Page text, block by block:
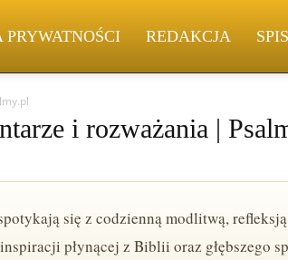
REDAKCJA
i rozważania |
się z codzienną modlitwą,
płynącej z Biblii oraz głębszego